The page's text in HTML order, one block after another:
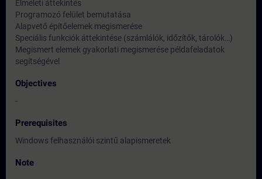
Elméleti áttekintés
Programozó felület bemutatása
Alapvető építőelemek megismerése
Speciális funkciók áttekintése (számlálók, időzítők, tárolók…)
Megismert elemek gyakorlati megismerése példafeladatok
segítségével
Objectives
-
Prerequisites
Windows felhasználói szintű alapismeretek
Note